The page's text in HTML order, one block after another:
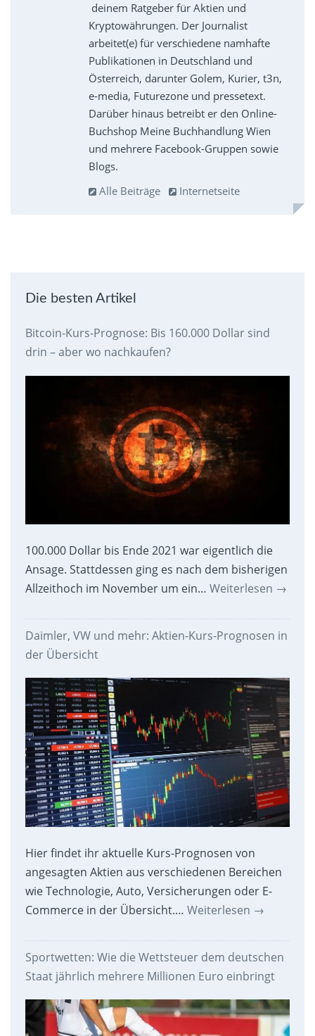
deinem Ratgeber für Aktien und
Kryptowährungen. Der Journalist
arbeitet(e) für verschiedene namhafte
Publikationen in Deutschland und
Österreich, darunter Golem, Kurier, t3n,
e-media, Futurezone und pressetext.
Darüber hinaus betreibt er den Online-
Buchshop Meine Buchhandlung Wien
und mehrere Facebook-Gruppen sowie
Blogs.
Alle Beiträge
Internetseite
Die besten Artikel
Bitcoin-Kurs-Prognose: Bis 160.000 Dollar sind
drin – aber wo nachkaufen?
100.000 Dollar bis Ende 2021 war eigentlich die
Ansage. Stattdessen ging es nach dem bisherigen
Allzeithoch im November um ein… Weiterlesen →
Daimler, VW und mehr: Aktien-Kurs-Prognosen in
der Übersicht
Hier findet ihr aktuelle Kurs-Prognosen von
angesagten Aktien aus verschiedenen Bereichen
wie Technologie, Auto, Versicherungen oder E-
Commerce in der Übersicht.… Weiterlesen →
Sportwetten: Wie die Wettsteuer dem deutschen
Staat jährlich mehrere Millionen Euro einbringt